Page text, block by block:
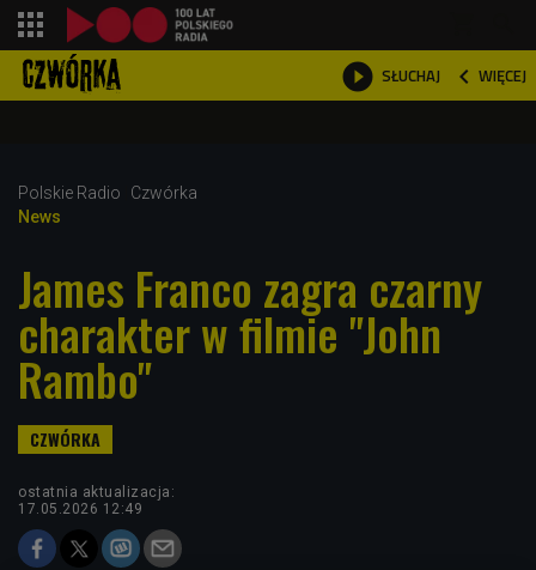
 SŁUCHAJ  WIĘCEJ

Polskie Radio
Czwórka
News
James Franco zagra czarny
charakter w filmie "John
Rambo"
ostatnia aktualizacja:
17.05.2026 12:49